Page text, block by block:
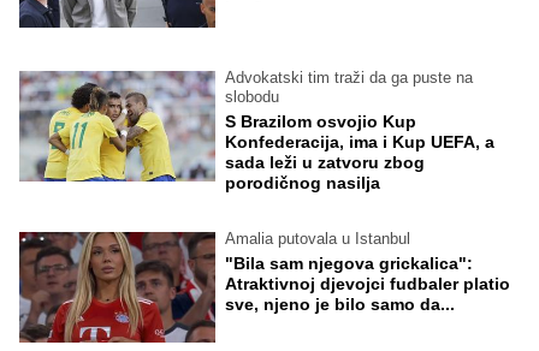
Advokatski tim traži da ga puste na
slobodu
S Brazilom osvojio Kup
Konfederacija, ima i Kup UEFA, a
sada leži u zatvoru zbog
porodičnog nasilja
Amalia putovala u Istanbul
"Bila sam njegova grickalica":
Atraktivnoj djevojci fudbaler platio
sve, njeno je bilo samo da...